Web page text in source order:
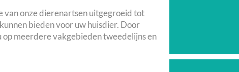
van onze dierenartsen uitgegroeid tot
bieden voor uw huisdier. Door
op meerdere vakgebieden tweedelijns en